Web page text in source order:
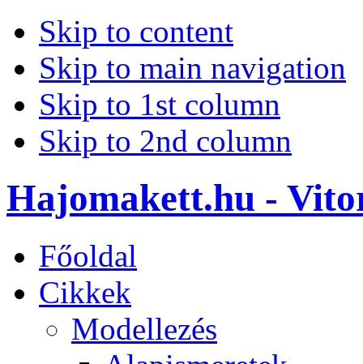
Skip to content
Skip to main navigation
Skip to 1st column
Skip to 2nd column
Hajomakett.hu -
Főoldal
Cikkek
Modellezés